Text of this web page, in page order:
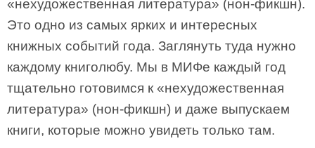
«нехудожественная литература» (нон-фикшн).
Это одно из самых ярких и интересных
книжных событий года. Заглянуть туда нужно
каждому книголюбу. Мы в МИФе каждый год
тщательно готовимся к «нехудожественная
литература» (нон-фикшн) и даже выпускаем
книги, которые можно увидеть только там.